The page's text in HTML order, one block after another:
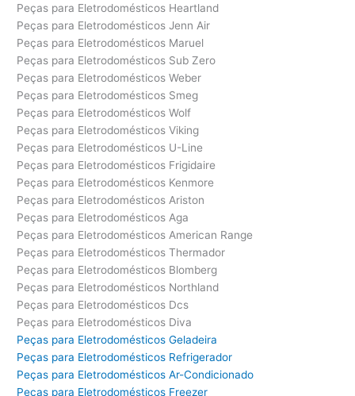
Peças para Eletrodomésticos Heartland
Peças para Eletrodomésticos Jenn Air
Peças para Eletrodomésticos Maruel
Peças para Eletrodomésticos Sub Zero
Peças para Eletrodomésticos Weber
Peças para Eletrodomésticos Smeg
Peças para Eletrodomésticos Wolf
Peças para Eletrodomésticos Viking
Peças para Eletrodomésticos U-Line
Peças para Eletrodomésticos Frigidaire
Peças para Eletrodomésticos Kenmore
Peças para Eletrodomésticos Ariston
Peças para Eletrodomésticos Aga
Peças para Eletrodomésticos American Range
Peças para Eletrodomésticos Thermador
Peças para Eletrodomésticos Blomberg
Peças para Eletrodomésticos Northland
Peças para Eletrodomésticos Dcs
Peças para Eletrodomésticos Diva
Peças para Eletrodomésticos Geladeira
Peças para Eletrodomésticos Refrigerador
Peças para Eletrodomésticos Ar-Condicionado
Peças para Eletrodomésticos Freezer